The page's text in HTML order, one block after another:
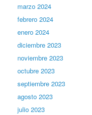
marzo 2024
febrero 2024
enero 2024
diciembre 2023
noviembre 2023
octubre 2023
septiembre 2023
agosto 2023
julio 2023